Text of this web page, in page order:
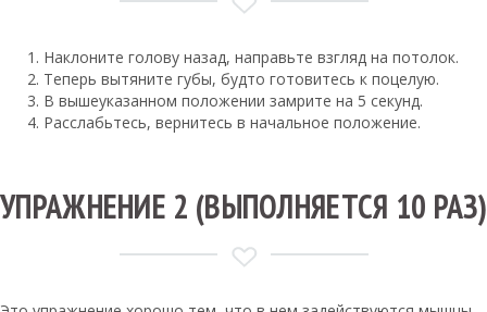
Наклоните голову назад, направьте взгляд на потолок.
Теперь вытяните губы, будто готовитесь к поцелую.
В вышеуказанном положении замрите на 5 секунд.
Расслабьтесь, вернитесь в начальное положение.
УПРАЖНЕНИЕ 2 (ВЫПОЛНЯЕТСЯ 10 РАЗ)